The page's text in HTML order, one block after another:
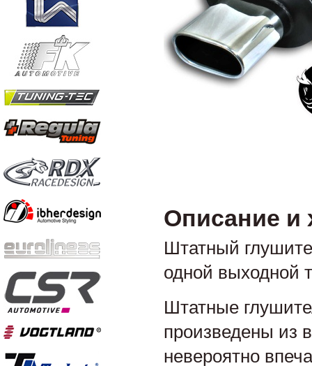
Описание и
Штатный
одной выходной
Штатные
произведены из
невероятно